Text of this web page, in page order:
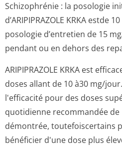
Schizophrénie : la posologie
d’ARIPIPRAZOLE KRKA estde
posologie d’entretien de 15
pendant ou en dehors des
ARIPIPRAZOLE KRKA est
doses allant de 10 à30 mg/
l'efficacité pour des doses
quotidienne recommandée de
démontrée, toutefoiscertains
bénéficier d'une dose plus